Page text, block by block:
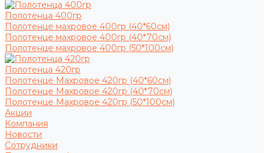
Полотенца 400гр
Полотенце махровое 400гр (40*60см)
Полотенце махровое 400гр (40*70см)
Полотенце махровое 400гр (50*100см)
Полотенца 420гр
Полотенце Махровое 420гр (40*60см)
Полотенце Махровое 420гр (40*70см)
Полотенце Махровое 420гр (50*100см)
Акции
Компания
Новости
Сотрудники